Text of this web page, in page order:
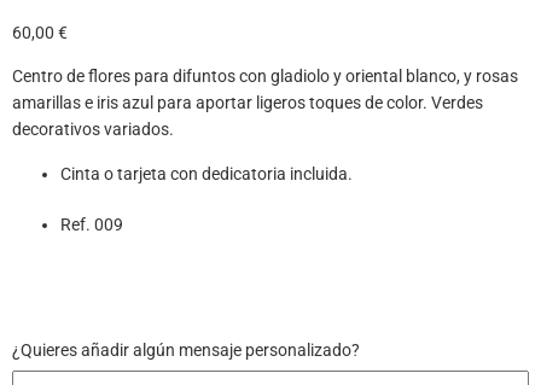
60,00 €
Centro de flores para difuntos con gladiolo y oriental blanco, y rosas
amarillas e iris azul para aportar ligeros toques de color. Verdes
decorativos variados.
Cinta o tarjeta con dedicatoria incluida.
Ref. 009
¿Quieres añadir algún mensaje personalizado?